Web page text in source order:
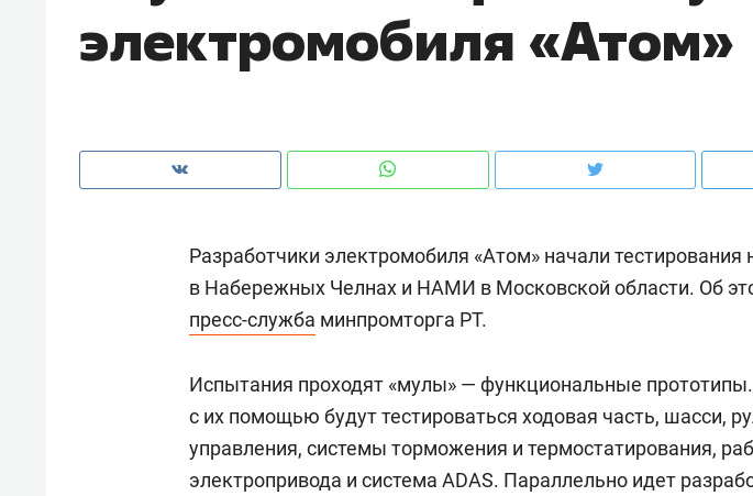
электромобиля «Атом»
Разработчики электромобиля «Атом» начали тестирования
в Набережных Челнах и НАМИ в Московской области. Об
пресс-служба минпромторга РТ.
Испытания проходят «мулы» — функциональные прототипы.
с их помощью будут тестироваться ходовая часть, шасси,
управления, системы торможения и термостатирования,
электропривода и система ADAS. Параллельно идет
рынки, почему надо знать аксакалов и
чем интересен Оман?
о трехкратном росте цен,
клиентах и чудных запросах
Как ГК «МИР ГРУПП» и ВТБ
создают оазис жилого
комфорта под Казанью
Рекомендуем
150 камер до квартиры и Face
ID вместо ключа: какой будет
безопасность в ЖК «Нова»